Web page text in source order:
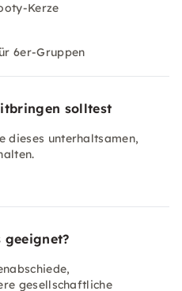
Kerze
6er-Gruppen
solltest
dieses unterhaltsamen,
geeignet?
gesellschaftliche